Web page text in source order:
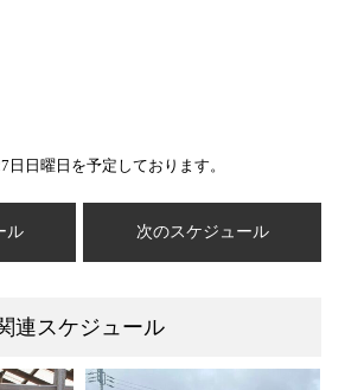
日曜日を予定しております。
ル 次のスケジュール
連スケジュール